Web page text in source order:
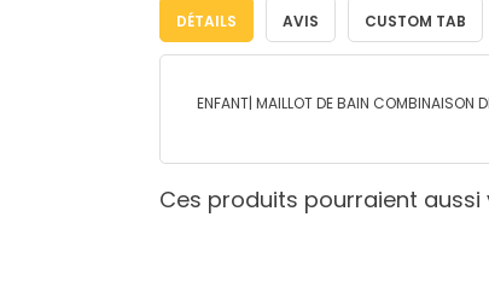
DÉTAILS AVIS CUSTOM TAB
ENFANT| MAILLOT DE BAIN
Ces produits pourraient aussi